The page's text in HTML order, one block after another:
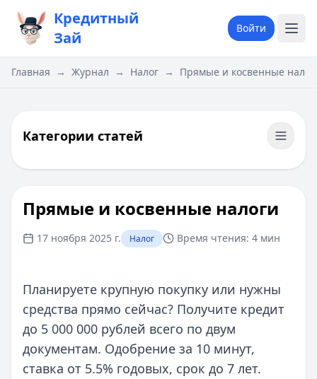
Кредитный
Зай
Войти
Главная → Журнал → Налог → Прямые и косвенные
Категории статей
Прямые и косвенные налоги
17 ноября 2025 г. Налог Время чтения: 4 мин
Планируете крупную покупку или нужны
средства прямо сейчас? Получите кредит
до 5 000 000 рублей всего по двум
документам. Одобрение за 10 минут,
ставка от 5.5% годовых, срок до 7 лет.